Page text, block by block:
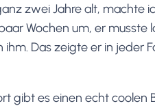
zwei Jahre alt, machte
Wochen um, er
Das zeigte er in jeder
gibt es einen echt coolen